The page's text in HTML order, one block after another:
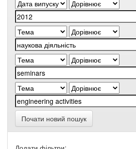
Почати новий пошук